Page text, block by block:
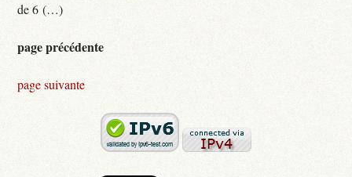
de 6 (…)
page précédente
page suivante